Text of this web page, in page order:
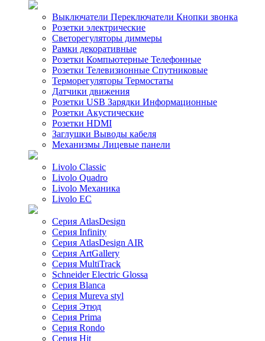
Выключатели Переключатели Кнопки звонка
Розетки электрические
Светорегуляторы диммеры
Рамки декоративные
Розетки Компьютерные Телефонные
Розетки Телевизионные Спутниковые
Терморегуляторы Термостаты
Датчики движения
Розетки USB Зарядки Информационные
Розетки Акустические
Розетки HDMI
Заглушки Выводы кабеля
Механизмы Лицевые панели
Livolo Classic
Livolo Quadro
Livolo Механика
Livolo EC
Серия AtlasDesign
Серия Infinity
Серия AtlasDesign AIR
Серия ArtGallery
Серия MultiTrack
Schneider Electric Glossa
Серия Blanca
Серия Mureva styl
Серия Этюд
Серия Prima
Серия Rondo
Серия Hit